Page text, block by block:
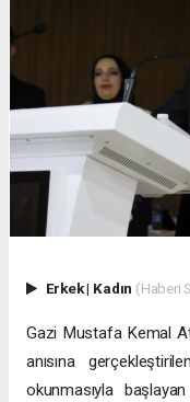
Erkek| Kadın (Haberi
Gazi Mustafa Kemal
anısına
okunmasıyla